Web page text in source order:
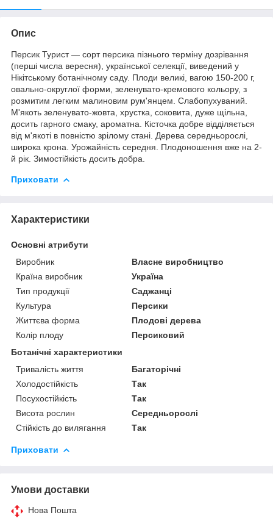
Опис
Персик Турист — сорт персика пізнього терміну дозрівання
(перші числа вересня), української селекції, виведений у
Нікітському ботанічному саду. Плоди великі, вагою 150-200 г,
овально-округлої форми, зеленувато-кремового кольору, з
розмитим легким малиновим рум'янцем. Слабопухуваний.
М'якоть зеленувато-жовта, хрустка, соковита, дуже щільна,
досить гарного смаку, ароматна. Кісточка добре відділяється
від м'якоті в повністю зрілому стані. Дерева середньорослі,
широка крона. Урожайність середня. Плодоношення вже на 2-
й рік. Зимостійкість досить добра.
Приховати
Характеристики
Основні атрибути
Виробник
Власне виробництво
Країна виробник
Україна
Тип продукції
Саджанці
Культура
Персики
Життєва форма
Плодові дерева
Колір плоду
Персиковий
Ботанічні характеристики
Тривалість життя
Багаторічні
Холодостійкість
Так
Посухостійкість
Так
Висота рослин
Середньорослі
Стійкість до вилягання
Так
Приховати
Умови доставки
Нова Пошта